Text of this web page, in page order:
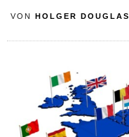
VON HOLGER DOUGLAS